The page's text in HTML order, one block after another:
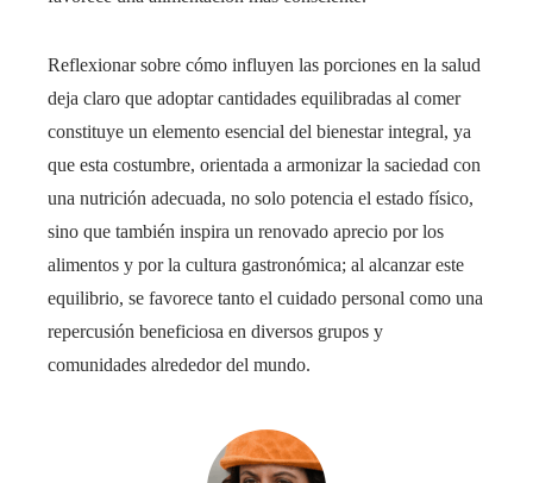
Reflexionar sobre cómo influyen las porciones en la salud
deja claro que adoptar cantidades equilibradas al comer
constituye un elemento esencial del bienestar integral, ya
que esta costumbre, orientada a armonizar la saciedad con
una nutrición adecuada, no solo potencia el estado físico,
sino que también inspira un renovado aprecio por los
alimentos y por la cultura gastronómica; al alcanzar este
equilibrio, se favorece tanto el cuidado personal como una
repercusión beneficiosa en diversos grupos y
comunidades alrededor del mundo.